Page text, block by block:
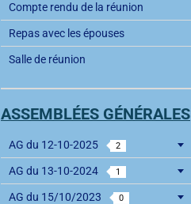
Compte rendu de la réunion
Repas avec les épouses
Salle de réunion
ASSEMBLÉES GÉNÉRALES
AG du 12-10-2025 2
AG du 13-10-2024 1
AG du 15/10/2023 0